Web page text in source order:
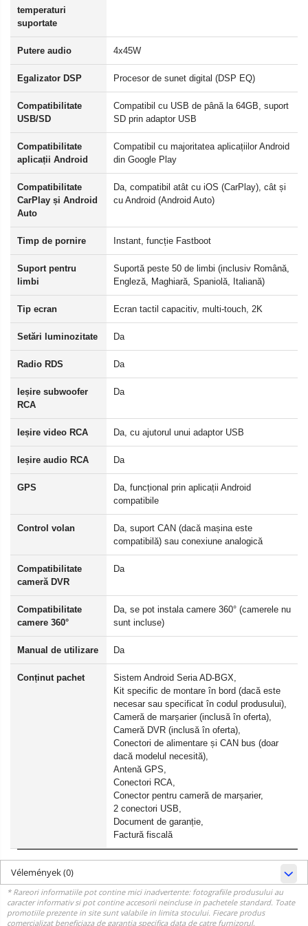
temperaturi
suportate
Putere audio 4x45W
Egalizator DSP Procesor de sunet digital (DSP EQ)
Compatibilitate
USB/SD
Compatibil cu USB de până la 64GB, suport
SD prin adaptor USB
Compatibilitate
aplicații Android
Compatibil cu majoritatea aplicațiilor Android
din Google Play
Compatibilitate
CarPlay și Android
Auto
Da, compatibil atât cu iOS (CarPlay), cât și
cu Android (Android Auto)
Timp de pornire Instant, funcție Fastboot
Suport pentru
limbi
Suportă peste 50 de limbi (inclusiv Română,
Engleză, Maghiară, Spaniolă, Italiană)
Tip ecran Ecran tactil capacitiv, multi-touch, 2K
Setări luminozitate Da
Radio RDS Da
Ieșire subwoofer
RCA
Da
Ieșire video RCA Da, cu ajutorul unui adaptor USB
Ieșire audio RCA Da
GPS
Da, funcțional prin aplicații Android
compatibile
Control volan
Da, suport CAN (dacă mașina este
compatibilă) sau conexiune analogică
Compatibilitate
cameră DVR
Da
Compatibilitate
camere 360°
Da, se pot instala camere 360° (camerele nu
sunt incluse)
Manual de utilizare Da
Conținut pachet
Sistem Android Seria AD-BGX,
Kit specific de montare în bord (dacă este
necesar sau specificat în codul produsului),
Cameră de marșarier (inclusă în oferta),
Cameră DVR (inclusă în oferta),
Conectori de alimentare și CAN bus (doar
dacă modelul necesită),
Antenă GPS,
Conectori RCA,
Conector pentru cameră de marșarier,
2 conectori USB,
Document de garanție,
Factură fiscală
Vélemények(0)